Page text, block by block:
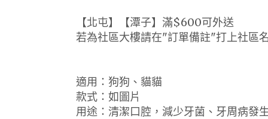
【北屯】【潭子】滿$600可外送
若為社區大樓請在"訂單備註"打上社區
適用：狗狗、貓貓
款式：如圖片
用途：清潔口腔，減少牙菌、牙周病發